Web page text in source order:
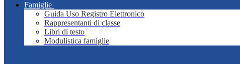
Famiglie
Guida Uso Registro Elettronico
Rappresentanti di classe
Libri di testo
Modulistica famiglie